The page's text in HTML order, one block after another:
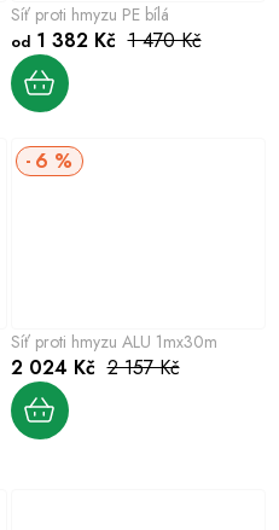
Síť proti hmyzu PE bílá
od1 382 Kč 1 470 Kč
Síť proti hmyzu ALU 1mx30m
6 %
2 024 Kč 2 157 Kč